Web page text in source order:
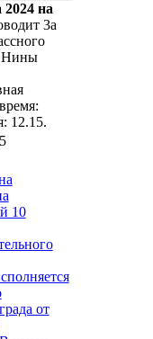
на
3а
Нины
12.15.
10
от